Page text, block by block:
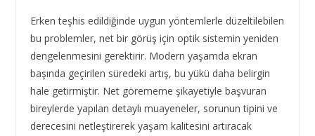
Erken teşhis edildiğinde uygun yöntemlerle düzeltilebilen
bu problemler, net bir görüş için optik sistemin yeniden
dengelenmesini gerektirir. Modern yaşamda ekran
başında geçirilen süredeki artış, bu yükü daha belirgin
hale getirmiştir. Net görememe şikayetiyle başvuran
bireylerde yapılan detaylı muayeneler, sorunun tipini ve
derecesini netleştirerek yaşam kalitesini artıracak